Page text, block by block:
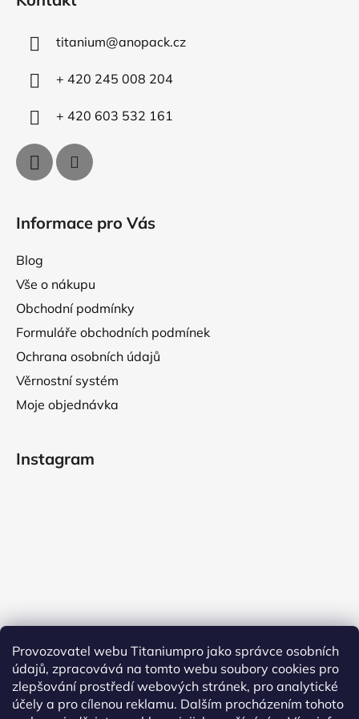
Provozovatel webu Titaniumpro jako správce osobních
údajů, zpracovává na tomto webu soubory cookies pro
zlepšování prostředí webových stránek, pro analytické
účely a pro cílenou reklamu. Dalším procházením tohoto
v
titanium@anopack.cz
+ 420 245 008 204
+ 420 603 532 161
Informace pro Vás
Blog
Vše o nákupu
Obchodní podmínky
Formuláře obchodních podmínek
Ochrana osobních údajů
Věrnostní systém
Moje objednávka
Instagram
Sledovat na Instagramu